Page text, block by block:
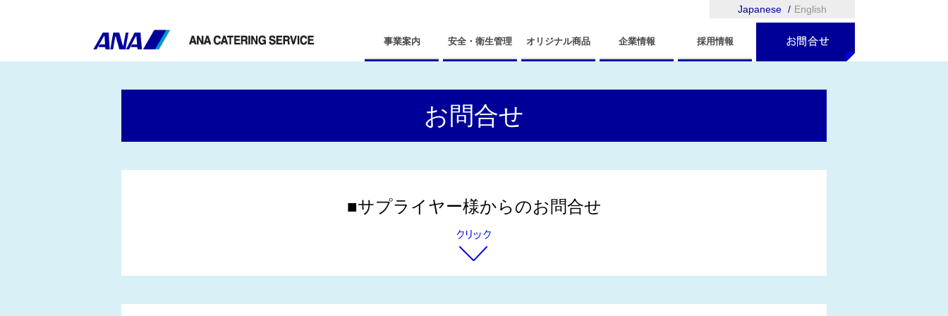
Japanese English
事業案内 安全・衛生管理 オリジナル商品 企業情報 採用情報
お問合せ
■サプライヤー様からのお問合せ